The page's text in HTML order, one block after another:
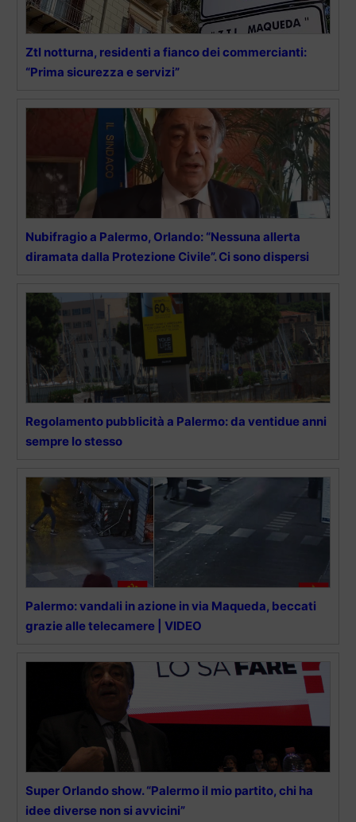
Ztl notturna, residenti a fianco dei commercianti:
“Prima sicurezza e servizi”
Nubifragio a Palermo, Orlando: “Nessuna allerta
diramata dalla Protezione Civile”. Ci sono dispersi
Regolamento pubblicità a Palermo: da ventidue anni
sempre lo stesso
Palermo: vandali in azione in via Maqueda, beccati
grazie alle telecamere | VIDEO
Super Orlando show. “Palermo il mio partito, chi ha
idee diverse non si avvicini”